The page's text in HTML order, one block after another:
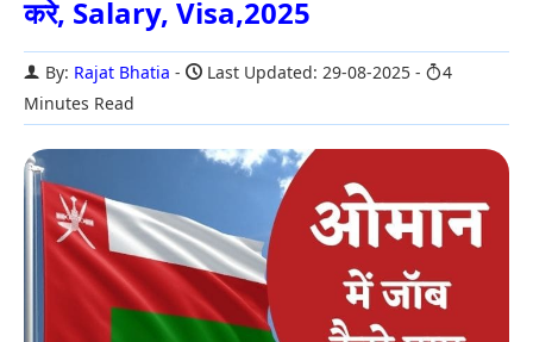
करे, Salary, Visa,2025
By: Rajat Bhatia Last Updated: 29-08-2025
4
Minutes Read